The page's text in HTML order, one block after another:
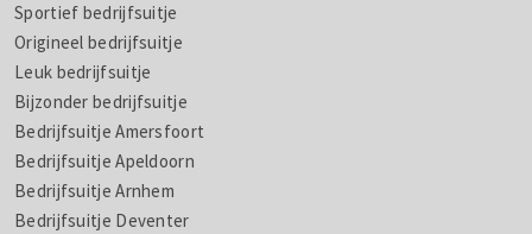
Sportief bedrijfsuitje
Origineel bedrijfsuitje
Leuk bedrijfsuitje
Bijzonder bedrijfsuitje
Bedrijfsuitje Amersfoort
Bedrijfsuitje Apeldoorn
Bedrijfsuitje Arnhem
Bedrijfsuitje Deventer